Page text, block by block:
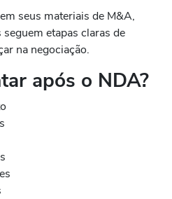
em seus materiais de M&A,
etapas claras de
na negociação.
após o NDA?